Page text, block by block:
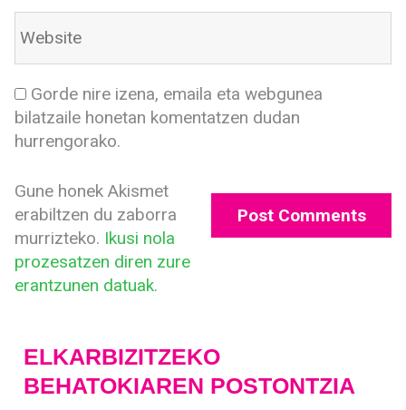
Gorde nire izena, emaila eta webgunea
bilatzaile honetan komentatzen dudan
hurrengorako.
Gune honek Akismet
erabiltzen du zaborra
murrizteko. Ikusi nola
prozesatzen diren zure
erantzunen datuak.
ELKARBIZITZEKO
BEHATOKIAREN POSTONTZIA